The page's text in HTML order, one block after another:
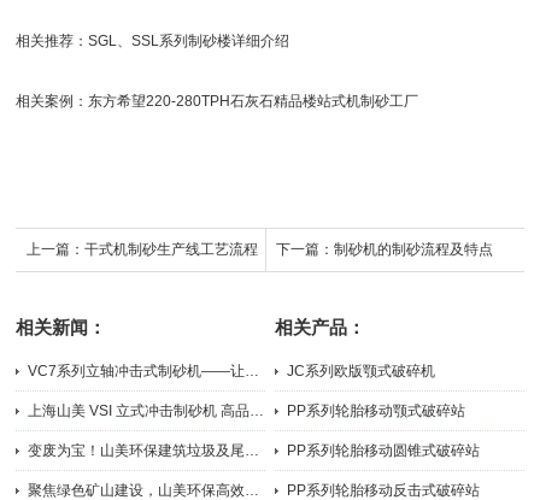
相关推荐：SGL、SSL系列制砂楼详细介绍
相关案例： 东方希望220-280TPH石灰石精品楼站式机制砂工厂
上一篇： 干式机制砂生产线工艺流程 下一篇：制砂机的制砂流程及特点
相关新闻：
VC7系列立轴冲击式制砂机——让机制砂粒形更好、级配更优
2026-07-31上海山美 VSI 立式冲击制砂机 高品质机制砂整形设备
2026-07-31
变废为宝！山美环保建筑垃圾及尾矿资源化处理技术，开辟矿山“第...
2025-11-11
聚焦绿色矿山建设，山美环保高效破碎筛分解决方案助力矿石资源高...
相关产品：
JC系列欧版颚式破碎机
2026-05-21
PP系列轮胎移动颚式破碎站
2024-09-05
PP系列轮胎移动圆锥式破碎站
2024-09-05
PP系列轮胎移动反击式破碎站